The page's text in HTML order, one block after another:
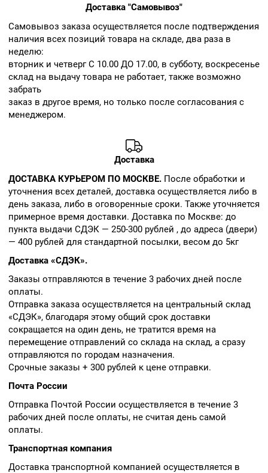
Доставка "Самовывоз"
Cамовывоз заказа осуществляется после подтверждения
наличия всех позиций товара на складе, два раза в
неделю:
вторник и четверг С 10.00 ДО 17.00, в субботу, воскресенье
склад на выдачу товара не работает, также возможно
забрать
заказ в другое время, но только после согласования с
менеджером.
Доставка
ДОСТАВКА КУРЬЕРОМ ПО МОСКВЕ. После обработки и
уточнения всех деталей, доставка осуществляется либо в
день заказа, либо в оговоренные сроки. Также уточняется
примерное время доставки. Доставка по Москве: до
пункта выдачи СДЭК — 250-300 рублей , до адреса (двери)
— 400 рублей для стандартной посылки, весом до 5кг
Доставка «СДЭК».
Заказы отправляются в течение 3 рабочих дней после
оплаты.
Отправка заказа осуществляется на центральный склад
«СДЭК», благодаря этому общий срок доставки
сокращается на один день, не тратится время на
перемещение отправлений со склада на склад, а сразу
отправляются по городам назначения.
Срочные заказы + 300 рублей к цене отправки.
Почта России
Отправка Почтой России осуществляется в течение 3
рабочих дней после оплаты, не считая день самой
оплаты.
Транспортная компания
Доставка транспортной компанией осуществляется в